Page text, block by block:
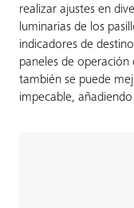
realizar ajustes en
luminarias de los
indicadores de
paneles de operación
también se puede
impecable,